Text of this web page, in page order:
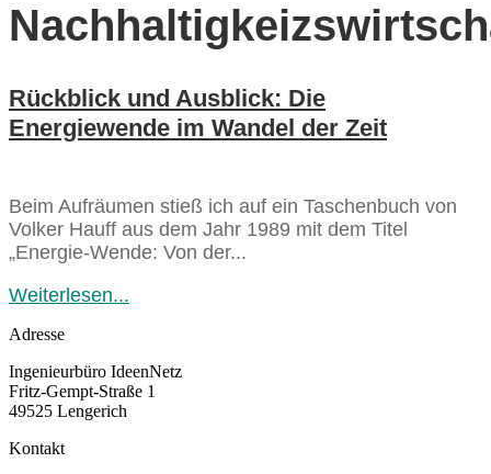
Rückblick und Ausblick: Die
Energiewende im Wandel der Zeit
Beim Aufräumen stieß ich auf ein Taschenbuch von
Volker Hauff aus dem Jahr 1989 mit dem Titel
„Energie-Wende: Von der...
Weiterlesen...
Adresse
Ingenieurbüro IdeenNetz
Fritz-Gempt-Straße 1
49525 Lengerich
Kontakt